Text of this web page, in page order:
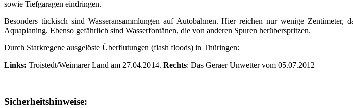
sowie Tiefgaragen eindringen.
Besonders tückisch sind Wasseransammlungen auf Autobahnen. Hier reichen nur wenige
Aquaplaning. Ebenso gefährlich sind Wasserfontänen, die von anderen Spuren herüberspritzen.
Durch Starkregene ausgelöste Überflutungen (flash floods) in Thüringen:
Links: Troistedt/Weimarer Land am 27.04.2014. Rechts: Das Geraer Unwetter vom 05.07.2012
Sicherheitshinweise: